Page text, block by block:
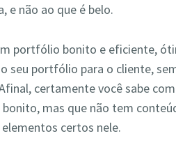
e não ao que é belo.
portfólio bonito e eficiente,
seu portfólio para o cliente,
certamente você sabe
mas que não tem
certos nele.